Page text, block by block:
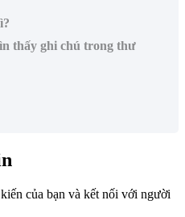
thấy ghi chú trong thư
của bạn và kết nối với người